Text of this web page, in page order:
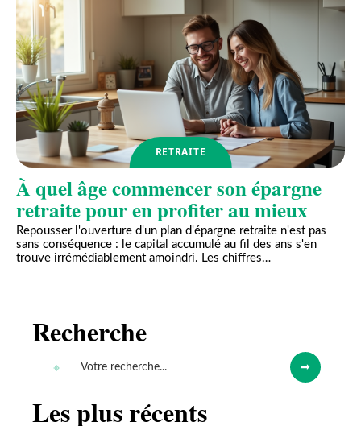
RETRAITE
À quel âge commencer son épargne
retraite pour en profiter au mieux
Repousser l'ouverture d'un plan d'épargne retraite n'est pas
sans conséquence : le capital accumulé au fil des ans s'en
trouve irrémédiablement amoindri. Les chiffres…
Recherche
Les plus récents